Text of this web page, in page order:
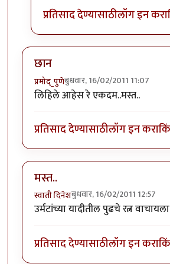
प्रतिसाद देण्यासाठीलॉग इन करा
छान
प्रमोद्_पुणेबुधवार, 16/02/2011 11:07
लिहिले आहेस रे एकदम..मस्त..
प्रतिसाद देण्यासाठीलॉग इन करा
मस्त..
स्वाती दिनेशबुधवार, 16/02/2011 12:57
उर्मटांच्या यादीतील पुढचे रत्न
प्रतिसाद देण्यासाठीलॉग इन करा